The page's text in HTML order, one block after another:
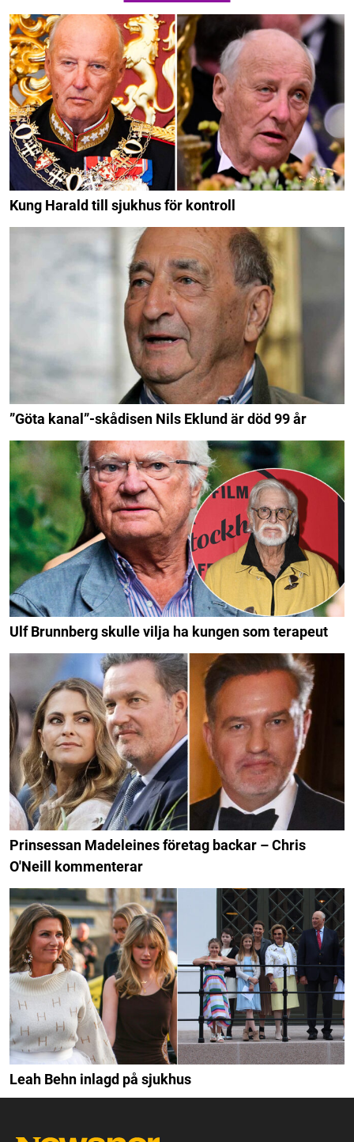
Kung Harald till sjukhus för kontroll
”Göta kanal”-skådisen Nils Eklund är död 99 år
Ulf Brunnberg skulle vilja ha kungen som terapeut
Prinsessan Madeleines företag backar – Chris
O'Neill kommenterar
Leah Behn inlagd på sjukhus